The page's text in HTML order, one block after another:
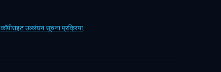
कॉपीराइट उल्लंघन सूचना प्रक्रिया.